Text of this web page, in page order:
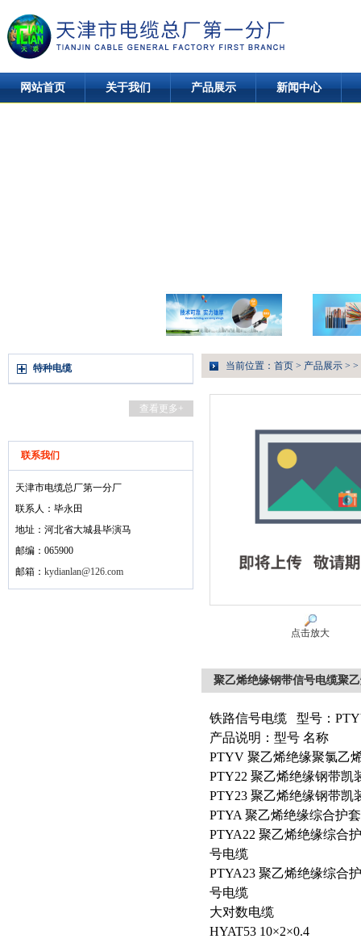
网站首页 关于我们 产品展示 新闻中心
特种电缆
查看更多+
联系我们
天津市电缆总厂第一分厂
联系人：毕永田
地址：河北省大城县毕演马
邮编：065900
邮箱： kydianlan@126.com
当前位置： 首页 > 产品展示 > >
点击放大
聚乙烯绝缘钢带信号电缆聚
铁路信号电缆
型号：
产品说明：型号 名称
PTYV 聚乙烯绝缘聚氯乙
PTY22 聚乙烯绝缘钢带凯
PTY23 聚乙烯绝缘钢带凯
PTYA 聚乙烯绝缘综合护
PTYA22 聚乙烯绝缘综合
号电缆
PTYA23 聚乙烯绝缘综合
号电缆
大对数电缆
HYAT53 10×2×0.4